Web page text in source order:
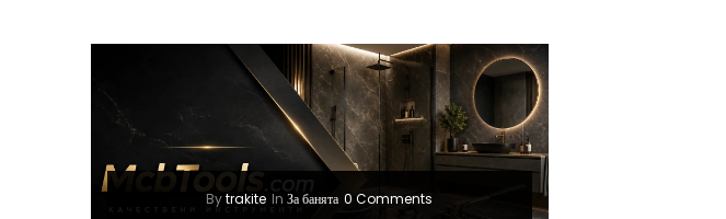
Bytrakite InЗа банята 0 Comments